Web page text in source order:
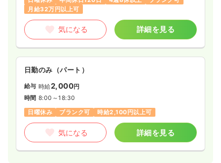
月給32万円以上可
気になる 詳細を見る
日勤のみ（パート）
給与 時給2,000円
時間 8:00～18:30
日曜休み
ブランク可 時給2,100円以上可
気になる 詳細を見る